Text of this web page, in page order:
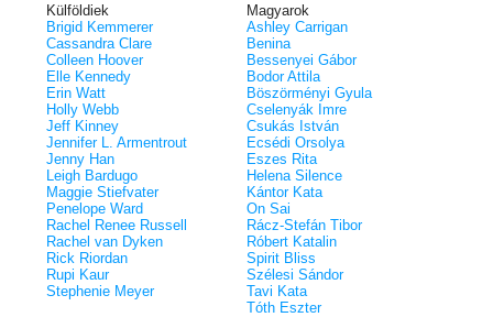
Külföldiek
Brigid Kemmerer
Cassandra Clare
Colleen Hoover
Elle Kennedy
Erin Watt
Holly Webb
Jeff Kinney
Jennifer L. Armentrout
Jenny Han
Leigh Bardugo
Maggie Stiefvater
Penelope Ward
Rachel Renee Russell
Rachel van Dyken
Rick Riordan
Rupi Kaur
Stephenie Meyer
Magyarok
Ashley Carrigan
Benina
Bessenyei Gábor
Bodor Attila
Böszörményi Gyula
Cselenyák Imre
Csukás István
Ecsédi Orsolya
Eszes Rita
Helena Silence
Kántor Kata
On Sai
Rácz-Stefán Tibor
Róbert Katalin
Spirit Bliss
Szélesi Sándor
Tavi Kata
Tóth Eszter